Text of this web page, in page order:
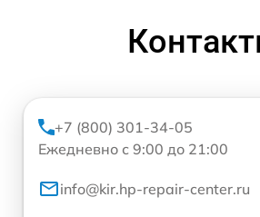
+7 (800) 301-34-05
Ежедневно с 9:00 до 21:00
info@kir.hp-repair-center.ru